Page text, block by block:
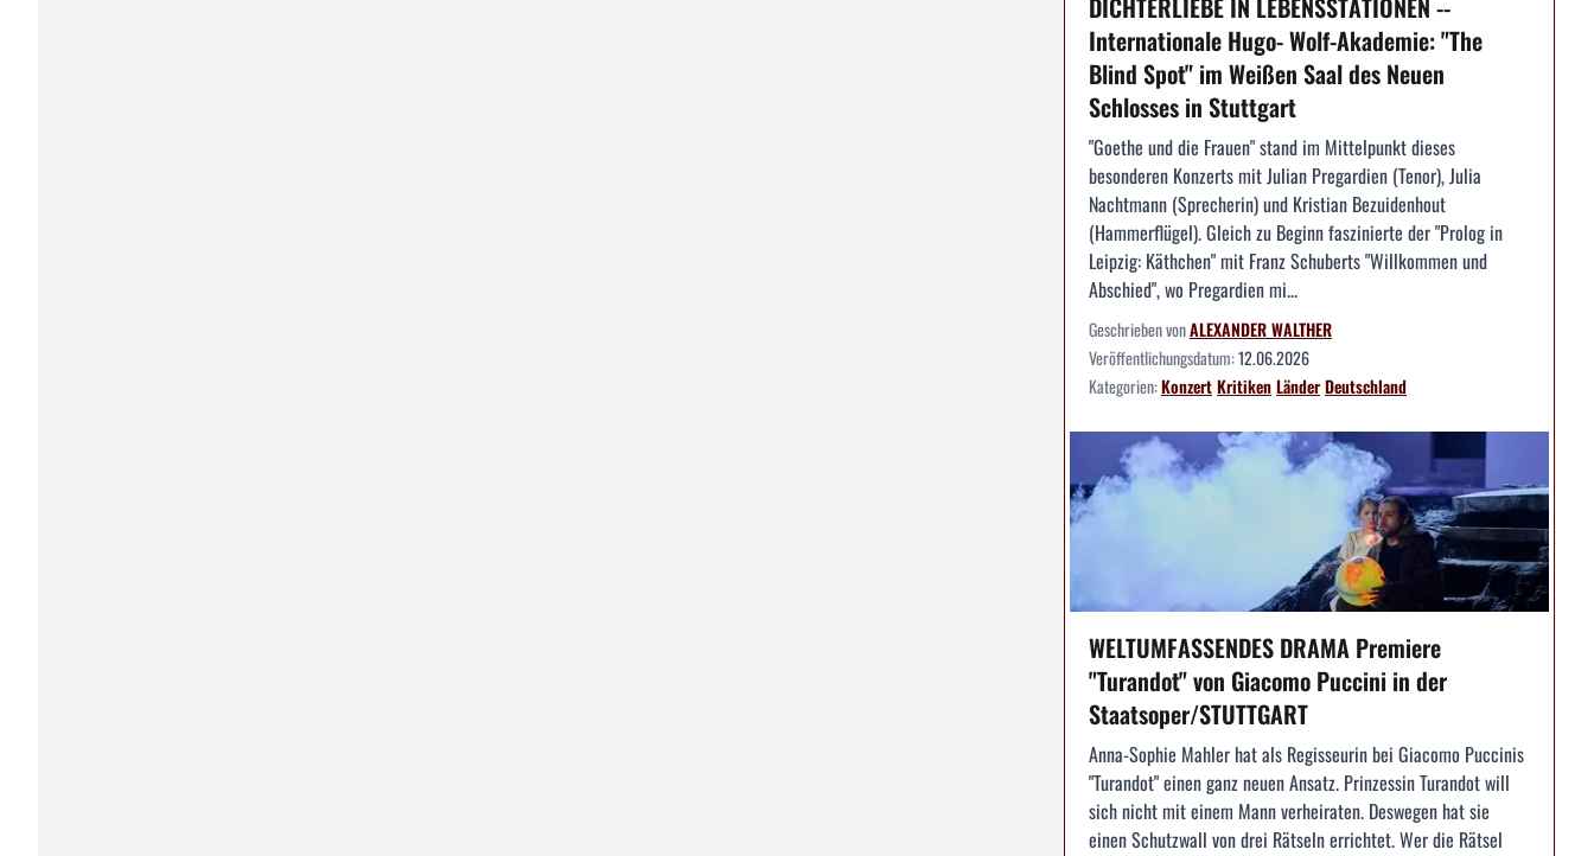
DICHTERLIEBE IN LEBENSSTATIONEN --
Internationale Hugo- Wolf-Akademie: "The
Blind Spot" im Weißen Saal des Neuen
Schlosses in Stuttgart
"Goethe und die Frauen" stand im Mittelpunkt dieses
besonderen Konzerts mit Julian Pregardien (Tenor), Julia
Nachtmann (Sprecherin) und Kristian Bezuidenhout
(Hammerflügel). Gleich zu Beginn faszinierte der "Prolog in
Leipzig: Käthchen" mit Franz Schuberts "Willkommen und
Abschied", wo Pregardien mi...
Geschrieben vonALEXANDER WALTHER
Veröffentlichungsdatum:12.06.2026
Kategorien:KonzertKritikenLänderDeutschland
WELTUMFASSENDES DRAMA Premiere
"Turandot" von Giacomo Puccini in der
Staatsoper/STUTTGART
Anna-Sophie Mahler hat als Regisseurin bei Giacomo Puccinis
"Turandot" einen ganz neuen Ansatz. Prinzessin Turandot will
sich nicht mit einem Mann verheiraten. Deswegen hat sie
einen Schutzwall von drei Rätseln errichtet. Wer die Rätsel